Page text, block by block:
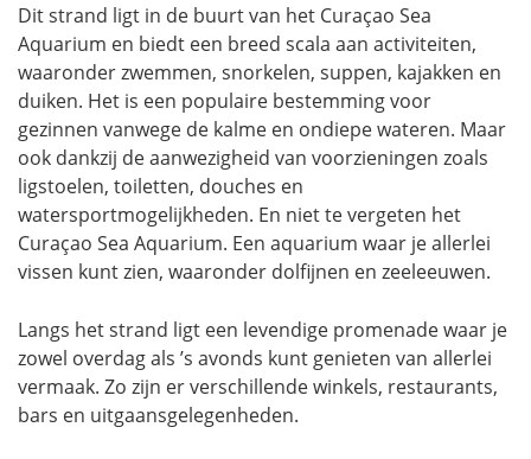
Dit strand ligt in de buurt van het Curaçao Sea
Aquarium en biedt een breed scala aan activiteiten,
waaronder zwemmen, snorkelen, suppen, kajakken en
duiken. Het is een populaire bestemming voor
gezinnen vanwege de kalme en ondiepe wateren. Maar
ook dankzij de aanwezigheid van voorzieningen zoals
ligstoelen, toiletten, douches en
watersportmogelijkheden. En niet te vergeten het
Curaçao Sea Aquarium. Een aquarium waar je allerlei
vissen kunt zien, waaronder dolfijnen en zeeleeuwen.
Langs het strand ligt een levendige promenade waar je
zowel overdag als ’s avonds kunt genieten van allerlei
vermaak. Zo zijn er verschillende winkels, restaurants,
bars en uitgaansgelegenheden.